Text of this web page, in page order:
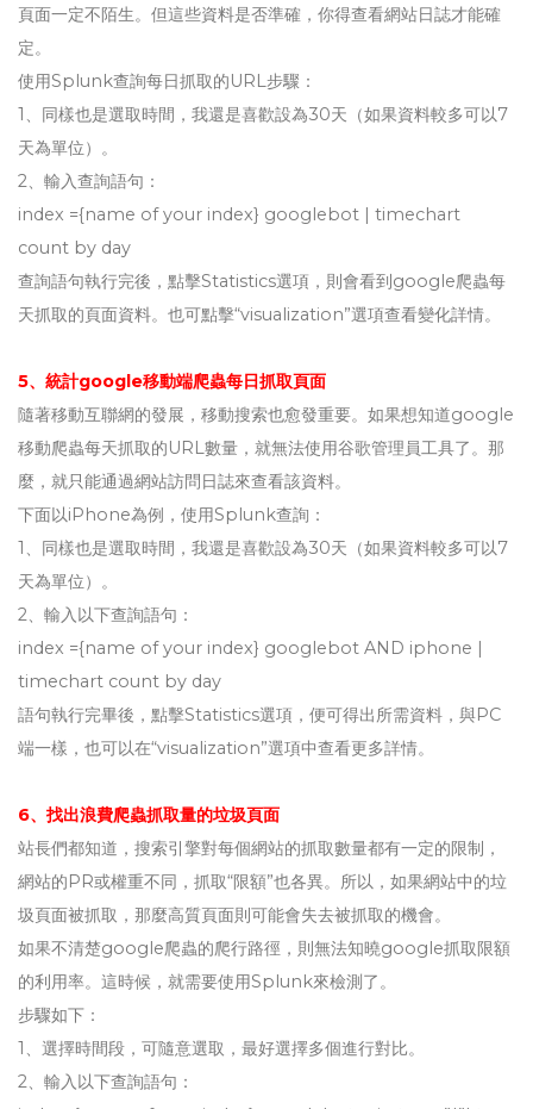
頁面一定不陌生。但這些資料是否準確，你得查看網站日誌才能確
定。
使用Splunk查詢每日抓取的URL步驟：
1、同樣也是選取時間，我還是喜歡設為30天（如果資料較多可以7
天為單位）。
2、輸入查詢語句：
index ={name of your index} googlebot | timechart
count by day
查詢語句執行完後，點擊Statistics選項，則會看到google爬蟲每
天抓取的頁面資料。也可點擊“visualization”選項查看變化詳情。
5、統計google移動端爬蟲每日抓取頁面
隨著移動互聯網的發展，移動搜索也愈發重要。如果想知道google
移動爬蟲每天抓取的URL數量，就無法使用谷歌管理員工具了。那
麼，就只能通過網站訪問日誌來查看該資料。
下面以iPhone為例，使用Splunk查詢：
1、同樣也是選取時間，我還是喜歡設為30天（如果資料較多可以7
天為單位）。
2、輸入以下查詢語句：
index ={name of your index} googlebot AND iphone |
timechart count by day
語句執行完畢後，點擊Statistics選項，便可得出所需資料，與PC
端一樣，也可以在“visualization”選項中查看更多詳情。
6、找出浪費爬蟲抓取量的垃圾頁面
站長們都知道，搜索引擎對每個網站的抓取數量都有一定的限制，
網站的PR或權重不同，抓取“限額”也各異。所以，如果網站中的垃
圾頁面被抓取，那麼高質頁面則可能會失去被抓取的機會。
如果不清楚google爬蟲的爬行路徑，則無法知曉google抓取限額
的利用率。這時候，就需要使用Splunk來檢測了。
步驟如下：
1、選擇時間段，可隨意選取，最好選擇多個進行對比。
2、輸入以下查詢語句：